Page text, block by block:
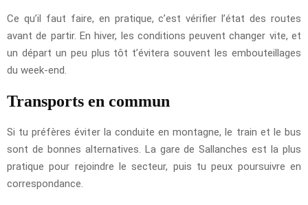
Ce qu’il faut faire, en pratique, c’est vérifier l’état des routes
avant de partir. En hiver, les conditions peuvent changer vite, et
un départ un peu plus tôt t’évitera souvent les embouteillages
du week-end.
Transports en commun
Si tu préfères éviter la conduite en montagne, le train et le bus
sont de bonnes alternatives. La gare de Sallanches est la plus
pratique pour rejoindre le secteur, puis tu peux poursuivre en
correspondance.